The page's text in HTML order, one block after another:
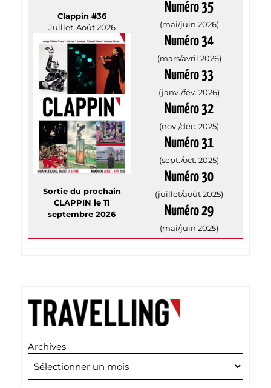
Clappin #36
Juillet-Août 2026
Sortie du prochain
CLAPPIN le 11
septembre 2026
Numéro 35
(mai/juin 2026)
Numéro 34
(mars/avril 2026)
Numéro 33
(janv./fév. 2026)
Numéro 32
(nov./déc. 2025)
Numéro 31
(sept./oct. 2025)
Numéro 30
(juillet/août 2025)
Numéro 29
(mai/juin 2025)
Archives